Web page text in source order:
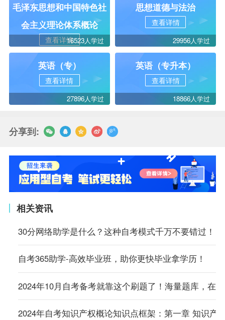
毛泽东思想和中国特色社
会主义理论体系概论
查看详情16523人学过
思想道德与法治
查看详情
29956人学过
英语（专）
查看详情
27896人学过
英语（专升本）
查看详情
18866人学过
分享到:
相关资讯
30分网络助学是什么？这种自考模式千万不要错过！
自考365助学-高效毕业班，助你更快毕业拿学历！
2024年10月自考备考就靠这个刷题了！海量题库，在
2024年自考知识产权概论知识点框架：第一章 知识产